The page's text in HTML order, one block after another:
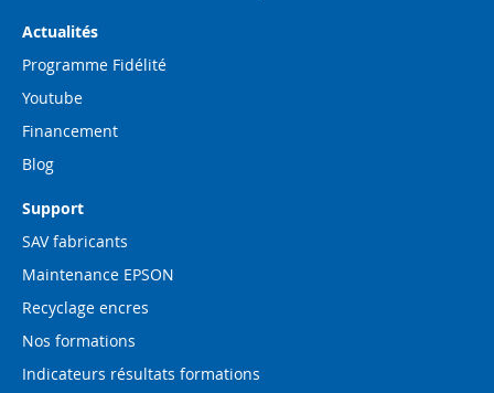
Actualités
Programme Fidélité
Youtube
Financement
Blog
Support
SAV fabricants
Maintenance EPSON
Recyclage encres
Nos formations
Indicateurs résultats formations